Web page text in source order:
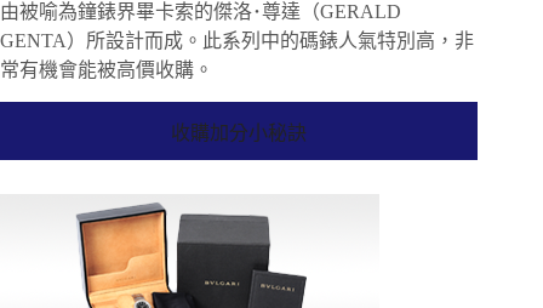
由被喻為鐘錶界畢卡索的傑洛･尊達（GERALD
GENTA）所設計而成。此系列中的碼錶人氣特別高，非
常有機會能被高價收購。
收購加分小秘訣